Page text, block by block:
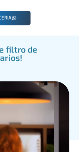
filtro de